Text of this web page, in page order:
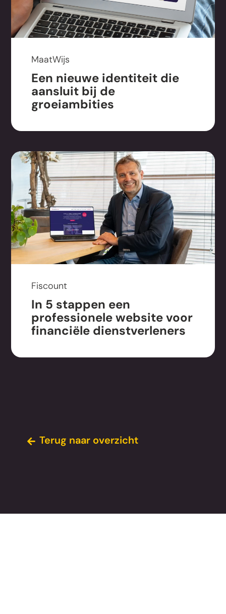
MaatWijs
Een nieuwe identiteit die
aansluit bij de
groeiambities
Fiscount
In 5 stappen een
professionele websitevoor
financiële dienstverleners
Terug naar overzicht